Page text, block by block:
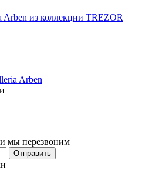
Arben
мы перезвоним
Отправить